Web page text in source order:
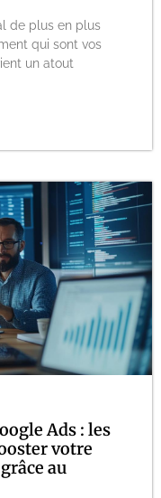
de plus en plus
qui sont vos
un atout
Ads : les
votre
au